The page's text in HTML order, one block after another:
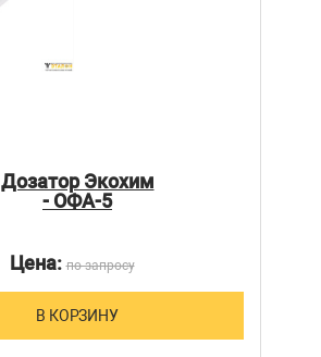
Дозатор Экохим
- ОФА-5
Цена:по запросу
В КОРЗИНУ